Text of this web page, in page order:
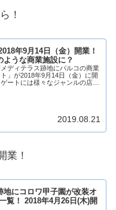
！
年9月14日（金）開業！
ような商業施設に？
ディテラス跡地にパルコの商業
」が2018年9月14日（金）に開
ートには様々なジャンルの店舗
2019.08.21
業！
地にコロワ甲子園が改装オ
覧！ 2018年4月26日(木)開